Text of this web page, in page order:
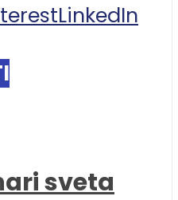
LinkedIn
sveta